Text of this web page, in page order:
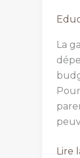
La
Est-
Lire